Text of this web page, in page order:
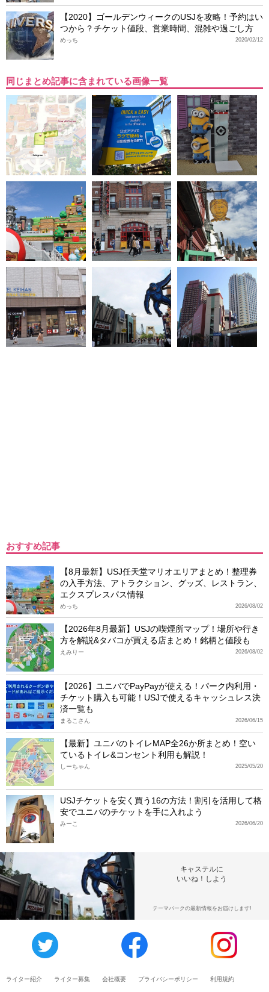
【2020】ゴールデンウィークのUSJを攻略！予約はい
つから？チケット値段、営業時間、混雑や過ごし方
2020/02/12
めっち
同じまとめ記事に含まれている画像一覧
おすすめ記事
【8月最新】USJ任天堂マリオエリアまとめ！整理券
の入手方法、アトラクション、グッズ、レストラン、
エクスプレスパス情報
2026/08/02
めっち
【2026年8月最新】USJの喫煙所マップ！場所や行き
方を解説&タバコが買える店まとめ！銘柄と値段も
2026/08/02
えみりー
【2026】ユニバでPayPayが使える！パーク内利用・
チケット購入も可能！USJで使えるキャッシュレス決
済一覧も
2026/06/15
まるこさん
【最新】ユニバのトイレMAP全26か所まとめ！空い
ているトイレ&コンセント利用も解説！
2025/05/20
しーちゃん
USJチケットを安く買う16の方法！割引を活用して格
安でユニバのチケットを手に入れよう
2026/06/20
みーこ
キャステルに
いいね！しよう
テーマパークの最新情報をお届けします!
ライター紹介 ライター募集 会社概要 プライバシーポリシー 利用規約